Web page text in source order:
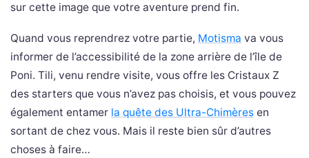
sur cette image que votre aventure prend fin.
Quand vous reprendrez votre partie, Motisma va vous
informer de l’accessibilité de la zone arrière de l’île de
Poni. Tili, venu rendre visite, vous offre les Cristaux Z
des starters que vous n’avez pas choisis, et vous pouvez
également entamer la quête des Ultra-Chimères en
sortant de chez vous. Mais il reste bien sûr d’autres
choses à faire…